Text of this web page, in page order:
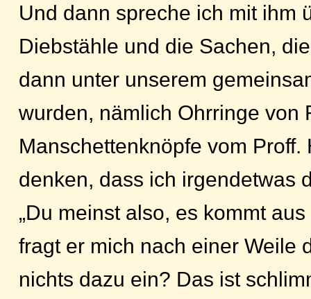
Und dann spreche ich mit ihm
Diebstähle und die Sachen,
dann unter unserem
wurden, nämlich Ohrringe von
Manschettenknöpfe vom
denken, dass ich irgendetwas
„Du meinst also, es kommt
fragt er mich nach einer Weile
nichts dazu ein? Das ist